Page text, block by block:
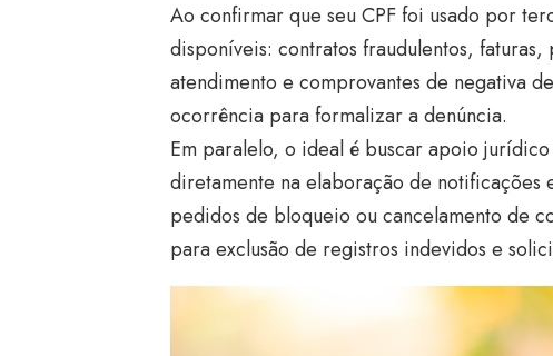
Ao confirmar que seu CPF foi usado por
disponíveis: contratos fraudulentos,
atendimento e comprovantes de negativa
ocorrência para formalizar a denúncia.
Em paralelo, o ideal é buscar apoio
diretamente na elaboração de notificações
pedidos de bloqueio ou cancelamento de
para exclusão de registros indevidos e